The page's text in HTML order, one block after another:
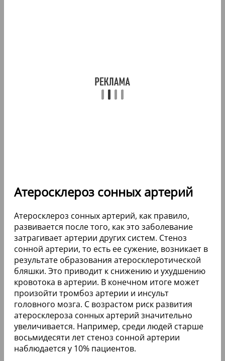
Атеросклероз сонных артерий
Атеросклероз сонных артерий, как правило,
развивается после того, как это заболевание
затрагивает артерии других систем. Стеноз
сонной артерии, то есть ее сужение, возникает в
результате образования атеросклеротической
бляшки. Это приводит к снижению и ухудшению
кровотока в артерии. В конечном итоге может
произойти тромбоз артерии и инсульт
головного мозга. С возрастом риск развития
атеросклероза сонных артерий значительно
увеличивается. Например, среди людей старше
восьмидесяти лет стеноз сонной артерии
наблюдается у 10% пациентов.